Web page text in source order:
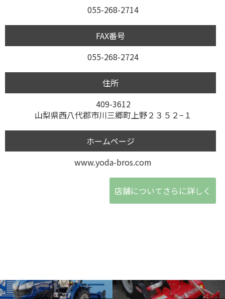
055-268-2714
FAX番号
055-268-2724
住所
409-3612
山梨県西八代郡市川三郷町上野２３５２−１
ホームページ
www.yoda-bros.com
店舗についてさらに詳しく